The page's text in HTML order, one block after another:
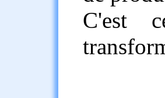
C'est